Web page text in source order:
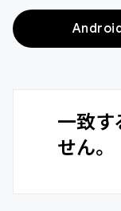
一致す
せん。